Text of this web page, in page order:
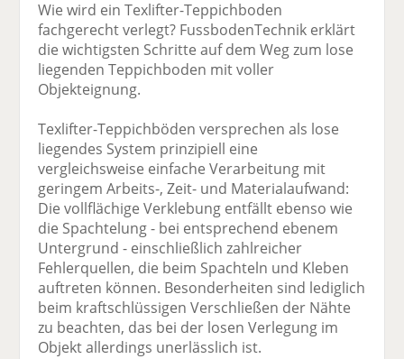
Wie wird ein Texlifter-Teppichboden
fachgerecht verlegt? FussbodenTechnik erklärt
die wichtigsten Schritte auf dem Weg zum lose
liegenden Teppichboden mit voller
Objekteignung.
Texlifter-Teppichböden versprechen als lose
liegendes System prinzipiell eine
vergleichsweise einfache Verarbeitung mit
geringem Arbeits-, Zeit- und Materialaufwand:
Die vollflächige Verklebung entfällt ebenso wie
die Spachtelung - bei entsprechend ebenem
Untergrund - einschließlich zahlreicher
Fehlerquellen, die beim Spachteln und Kleben
auftreten können. Besonderheiten sind lediglich
beim kraftschlüssigen Verschließen der Nähte
zu beachten, das bei der losen Verlegung im
Objekt allerdings unerlässlich ist.